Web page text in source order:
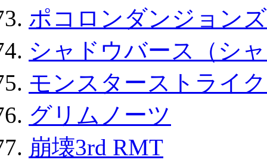
ポコロンダンジョン
シャドウバース（シ
モンスターストライ
グリムノーツ
崩壊3rd RMT